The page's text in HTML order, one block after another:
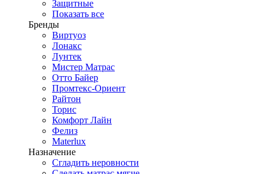
Защитные
Показать все
Бренды
Виртуоз
Лонакс
Лунтек
Мистер Матрас
Отто Байер
Промтекс-Ориент
Райтон
Торис
Комфорт Лайн
Фелиз
Materlux
Назначение
Сгладить неровности